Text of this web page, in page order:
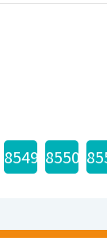
8549 8550